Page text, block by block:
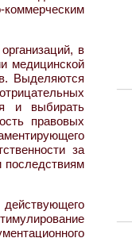
в
медицинской
Выделяются
и выбирать
правовых
за
последствиям